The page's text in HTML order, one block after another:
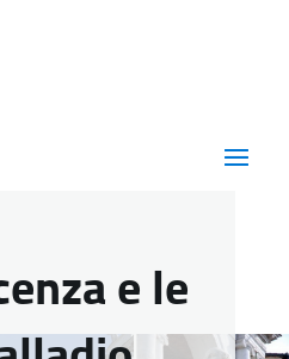
e le